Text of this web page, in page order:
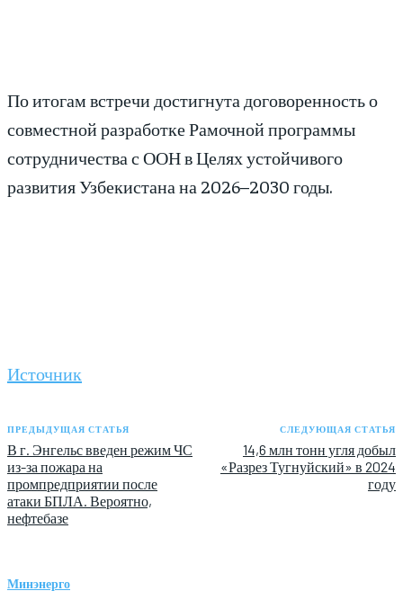
По итогам встречи достигнута договоренность о
совместной разработке Рамочной программы
сотрудничества с ООН в Целях устойчивого
развития Узбекистана на 2026–2030 годы.
Источник
ПРЕДЫДУЩАЯ СТАТЬЯ
В г. Энгельс введен режим ЧС
из-за пожара на
промпредприятии после
атаки БПЛА. Вероятно,
нефтебазе
СЛЕДУЮЩАЯ СТАТЬЯ
14,6 млн тонн угля добыл
«Разрез Тугнуйский» в 2024
году
Минэнерго